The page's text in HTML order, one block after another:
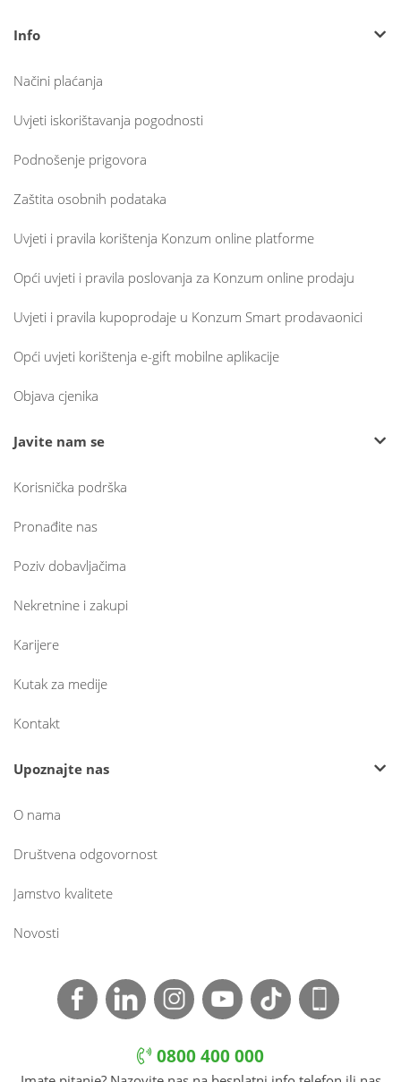
Info
Načini plaćanja
Uvjeti iskorištavanja pogodnosti
Podnošenje prigovora
Zaštita osobnih podataka
Uvjeti i pravila korištenja Konzum online platforme
Opći uvjeti i pravila poslovanja za Konzum online prodaju
Uvjeti i pravila kupoprodaje u Konzum Smart prodavaonici
Opći uvjeti korištenja e-gift mobilne aplikacije
Objava cjenika
Javite nam se
Korisnička podrška
Pronađite nas
Poziv dobavljačima
Nekretnine i zakupi
Karijere
Kutak za medije
Kontakt
Upoznajte nas
O nama
Društvena odgovornost
Jamstvo kvalitete
Novosti
0800 400 000